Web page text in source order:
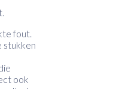
fout.
stukken
ook